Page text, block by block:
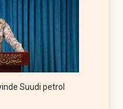
Suudi petrol